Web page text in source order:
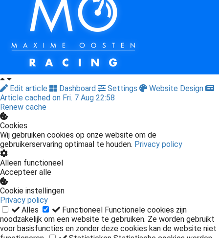
Edit article Dashboard Settings
Website Design
Article cached on Fri. 7 Aug 22:58
Renew cache
Cookies
Wij gebruiken cookies op onze website om de
gebruikerservaring optimaal te houden. Privacy policy
Alleen functioneel
Accepteer alle
Cookie instellingen
Privacy policy
Alles
Functioneel Functionele cookies zijn
noodzakelijk om een website te gebruiken. Ze worden gebruikt
voor basisfuncties en zonder deze cookies kan de website niet